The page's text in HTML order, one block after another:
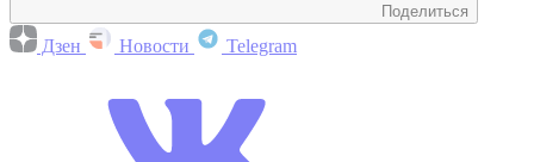
Поделиться
Дзен Новости Telegram